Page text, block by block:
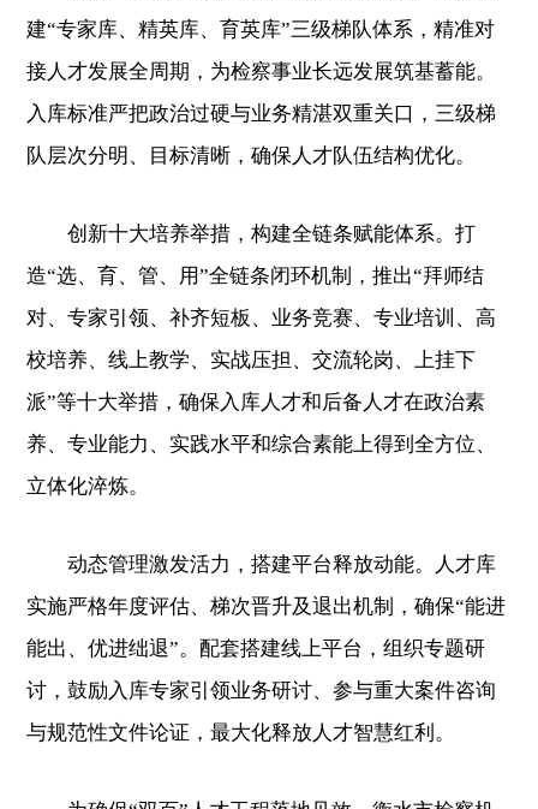
建“专家库、精英库、育英库”三级梯队体系，精准对
接人才发展全周期，为检察事业长远发展筑基蓄能。
入库标准严把政治过硬与业务精湛双重关口，三级梯
队层次分明、目标清晰，确保人才队伍结构优化。
创新十大培养举措，构建全链条赋能体系。打
造“选、育、管、用”全链条闭环机制，推出“拜师结
对、专家引领、补齐短板、业务竞赛、专业培训、高
校培养、线上教学、实战压担、交流轮岗、上挂下
派”等十大举措，确保入库人才和后备人才在政治素
养、专业能力、实践水平和综合素能上得到全方位、
立体化淬炼。
动态管理激发活力，搭建平台释放动能。人才库
实施严格年度评估、梯次晋升及退出机制，确保“能进
能出、优进绌退”。配套搭建线上平台，组织专题研
讨，鼓励入库专家引领业务研讨、参与重大案件咨询
与规范性文件论证，最大化释放人才智慧红利。